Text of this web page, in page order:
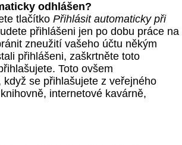
odhlášen?
tlačítko Přihlásit automaticky při
přihlášeni jen po dobu práce na
zneužití vašeho účtu někým
přihlášeni, zaškrtněte toto
Toto ovšem
když se přihlašujete z veřejného
internetové kavárně,